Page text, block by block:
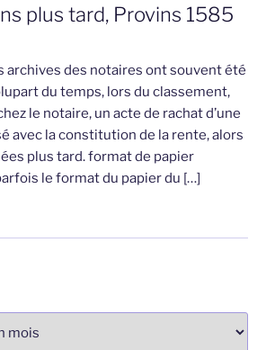
plus tard, Provins 1585
archives des notaires ont souvent été
du temps, lors du classement,
le notaire, un acte de rachat d’une
avec la constitution de la rente, alors
plus tard. format de papier
le format du papier du […]